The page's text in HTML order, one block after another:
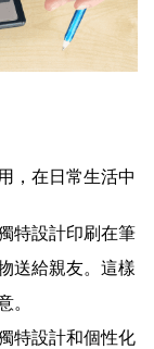
，在日常生活中
特設計印刷在筆
送給親友。這樣
。
特設計和個性化